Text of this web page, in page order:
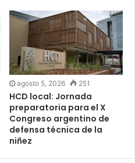
agosto 5, 2026 251
HCD local: Jornada
preparatoria para el X
Congreso argentino de
defensa técnica de la
niñez